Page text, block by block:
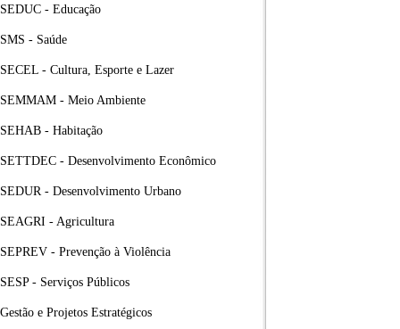
SEDUC - Educação
SMS - Saúde
SECEL - Cultura, Esporte e Lazer
SEMMAM - Meio Ambiente
SEHAB - Habitação
SETTDEC - Desenvolvimento Econômico
SEDUR - Desenvolvimento Urbano
SEAGRI - Agricultura
SEPREV - Prevenção à Violência
SESP - Serviços Públicos
Gestão e Projetos Estratégicos